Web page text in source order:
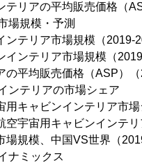
アの平均販売価格（
場規模・予測
テリア市場規模（2019-
ンテリア市場規模（
平均販売価格（ASP）（
ンテリアの市場シェア
ャビンインテリア市場
宙用キャビンインテリ
規模、中国VS世界（
ナミックス